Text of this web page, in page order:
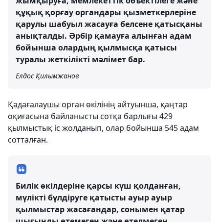
құқық қорғау органдары қызметкерлеріне
қарулы шабуыл жасауға белсене қатысқаны
анықталды. Әрбір қамауға алынған адам
бойынша олардың қылмысқа қатысы
туралы жеткілікті мәлімет бар.
Елдос Қилымжанов
Қадағалаушы орган өкілінің айтуынша, қаңтар
оқиғасына байланысты сотқа барлығы 429
қылмыстық іс жолданып, олар бойынша 545 адам
сотталған.
Билік өкілдеріне қарсы күш қолданған,
мүлікті бүлдіруге қатысты ауыр ауыр
қылмыстар жасағандар, сонымен қатар